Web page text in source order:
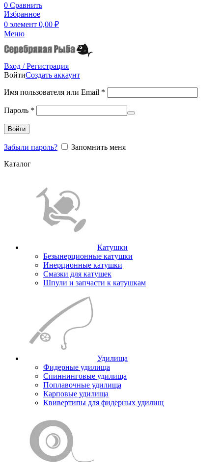
0 Сравнить
Избранное
0 элемент 0,00 ₽
Меню
Вход / Регистрация
ВойтиСоздать аккаунт
Имя пользователя или Email *
Пароль *
Войти
Забыли пароль?
Запомнить меня
Каталог
Катушки
Безынерционные катушки
Инерционные катушки
Смазки для катушек
Шпули и запчасти к катушкам
Удилища
Фидерные удилища
Спиннинговые удилища
Поплавочные удилища
Карповые удилища
Квивертипы для фидерных удилищ